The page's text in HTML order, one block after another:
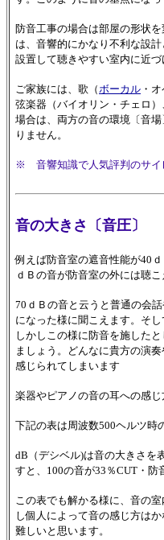
防音工事の場合は部屋の形状
は、音響的にかなり不利な設
設置して聴きやすい室内に近づ
ご家族には、歌（ ボーカル ・
弦楽器（バイオリン・チェロ）
場合は、両方の音の環境〔音
りません。
※ 音響知識で人気評判のサイ
音の大きさ〔音圧〕
例えば防音室の遮音性能が40
ｄＢの音が防音室の外には聴こ
70ｄＢの音と云うと普通の会
になった様に聞こえます。そ
しかしこの様に防音を施した
ましょう。どんなに貴方の演
感じられてしまいます
楽器やピアノの音の耳への感
下記の表は周波数500ヘルツ時
dB（デシベル)は音の大きさを
すと、100の音が33％CUT・防
この表でも解かる様に、音の
し個人によって音の感じ方は
難しいと思います。